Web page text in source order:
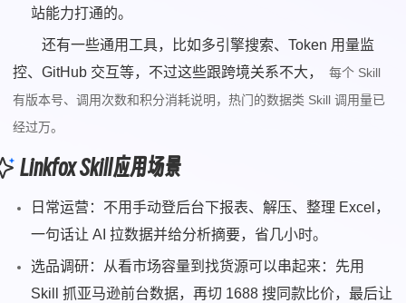
站能力打通的。
还有一些通用工具，比如多引擎搜索、Token 用量监
控、GitHub 交互等，不过这些跟跨境关系不大，
每个 Skill
有版本号、调用次数和积分消耗说明，热门的数据类 Skill 调用量已
经过万。
Linkfox Skill应用场景
日常运营：不用手动登后台下报表、解压、整理 Excel，
一句话让 AI 拉数据并给分析摘要，省几小时。
选品调研：从看市场容量到找货源可以串起来：先用
Skill 抓亚马逊前台数据，再切 1688 搜同款比价，最后让